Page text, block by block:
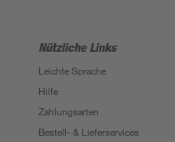
Nützliche Links
Leichte Sprache
Hilfe
Zahlungsarten
Bestell- & Lieferservices